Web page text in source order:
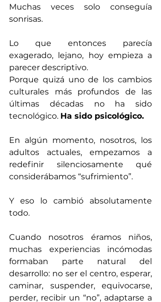
Muchas veces solo conseguía
sonrisas.
Lo que entonces parecía
exagerado, lejano, hoy empieza a
parecer descriptivo.
Porque quizá uno de los cambios
culturales más profundos de las
últimas décadas no ha sido
tecnológico. Ha sido psicológico.
En algún momento, nosotros, los
adultos actuales, empezamos a
redefinir silenciosamente qué
considerábamos “sufrimiento”.
Y eso lo cambió absolutamente
todo.
Cuando nosotros éramos niños,
muchas experiencias incómodas
formaban parte natural del
desarrollo: no ser el centro, esperar,
caminar, suspender, equivocarse,
perder, recibir un “no”, adaptarse a